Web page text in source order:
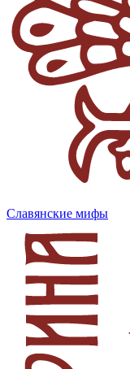
Славянские мифы